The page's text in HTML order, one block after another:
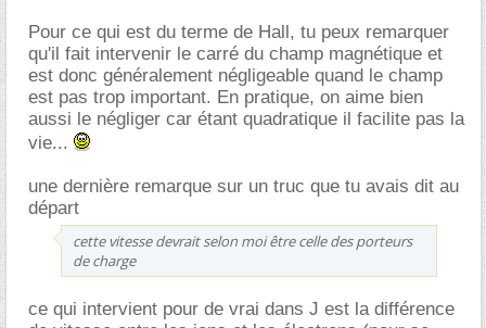
Pour ce qui est du terme de Hall, tu peux remarquer
qu'il fait intervenir le carré du champ magnétique et
est donc généralement négligeable quand le champ
est pas trop important. En pratique, on aime bien
aussi le négliger car étant quadratique il facilite pas la
vie...
une dernière remarque sur un truc que tu avais dit au
départ
cette vitesse devrait selon moi être celle des porteurs
de charge
ce qui intervient pour de vrai dans J est la différence